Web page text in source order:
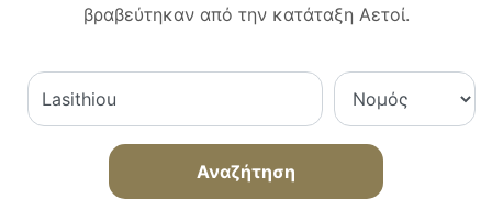
βραβεύτηκαν από την κατάταξη Αετοί.
Αναζήτηση